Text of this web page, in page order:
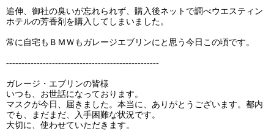
追伸、御社の臭いが忘れられず、購入後ネットで調べウエスティン
ホテルの芳香剤を購入してしまいました。
常に自宅もＢＭＷもガレージエブリンにと思う今日この頃です。
--------------------------------------------------
ガレージ・エブリンの皆様
いつも、お世話になっております。
マスクが今日、届きました。本当に、ありがとうございます。都内
でも、まだまだ、入手困難な状況です。
大切に、使わせていただきます。